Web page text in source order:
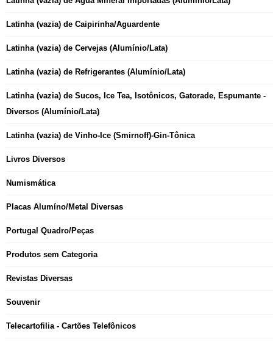
Latinha (vazia) de Caipirinha/Aguardente
Latinha (vazia) de Cervejas (Alumínio/Lata)
Latinha (vazia) de Refrigerantes (Alumínio/Lata)
Latinha (vazia) de Sucos, Ice Tea, Isotônicos, Gatorade, Espumante -
Diversos (Alumínio/Lata)
Latinha (vazia) de Vinho-Ice (Smirnoff)-Gin-Tônica
Livros Diversos
Numismática
Placas Alumíno/Metal Diversas
Portugal Quadro/Peças
Produtos sem Categoria
Revistas Diversas
Souvenir
Telecartofilia - Cartões Telefônicos